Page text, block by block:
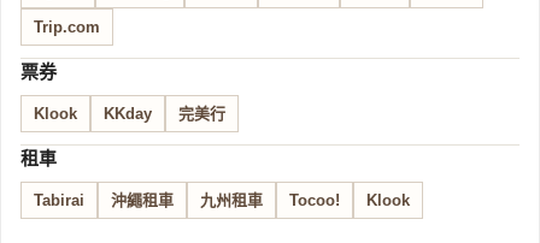
Trip.com
票券
Klook KKday 完美行
租車
Tabirai 沖繩租車 九州租車 Tocoo! Klook